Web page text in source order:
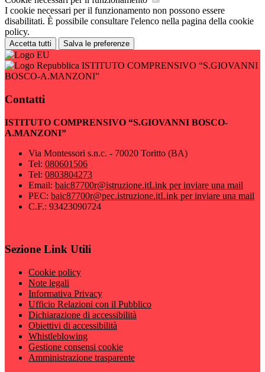
I cookie necessari per il funzionamento non possono essere
disabilitati. È possibile consultare l'elenco nella pagina della cookie
policy.
Accetta tutti Salva le preferenze
ISTITUTO COMPRENSIVO “S.GIOVANNI
BOSCO-A.MANZONI”
Contatti
ISTITUTO COMPRENSIVO “S.GIOVANNI BOSCO-
A.MANZONI”
Via Montessori s.n.c. - 70020 Toritto (BA)
Tel: 080601506
Tel: 0803804273
Email: baic87700r@istruzione.itLink per inviare una mail
PEC: baic87700r@pec.istruzione.itLink per inviare una mail
C.F.: 93423090724
Sezione Link Utili
Cookie policy
Note legali
Informativa Privacy
Ufficio Relazioni con il Pubblico
Dichiarazione di accessibilità
Obiettivi di accessibilità
Whistleblowing
Gestione consensi cookie
Amministrazione trasparente